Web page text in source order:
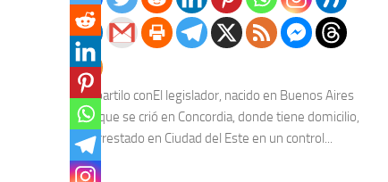
Compartilo conEl legislador, nacido en Buenos Aires
pero que se crió en Concordia, donde tiene domicilio,
fue arrestado en Ciudad del Este en un control...